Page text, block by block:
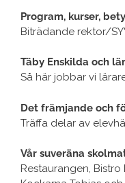
Program, kurser,
Biträdande rektor/
Täby Enskilda och
Så här jobbar vi
Det främjande och
Träffa delar av
Vår suveräna
Restaurangen,